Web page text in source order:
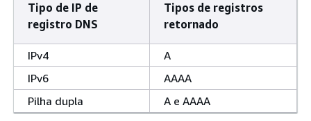
Tipo de IP de
registro DNS
Tipos de registros
retornado
IPv4
A
IPv6
AAAA
Pilha dupla
A e AAAA